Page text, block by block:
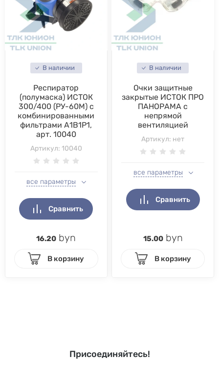
В наличии
Респиратор
(полумаска) ИСТОК
300/400 (РУ-60М) с
комбинированными
фильтрами А1В1Р1,
арт. 10040
Артикул: 10040
все параметры
Сравнить
16.20 byn
В корзину
В наличии
Очки защитные
закрытые ИСТОК ПРО
ПАНОРАМА с
непрямой
вентиляцией
Артикул: нет
все параметры
Сравнить
15.00byn
В корзину
Присоединяйтесь!